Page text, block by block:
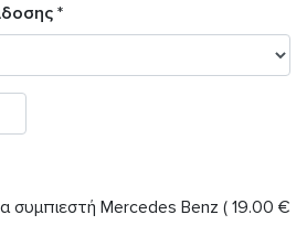
*
συμπιεστή Mercedes Benz ( 19.00 €